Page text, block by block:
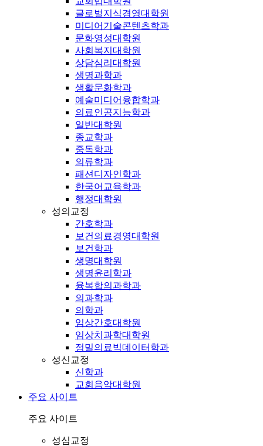
글로벌지식경영대학원
미디어기술콘텐츠학과
문화영성대학원
사회복지대학원
상담심리대학원
생명과학과
생활문화학과
예술미디어융합학과
의료인공지능학과
일반대학원
종교학과
중독학과
의류학과
패션디자인학과
한국어교육학과
행정대학원
성의교정
간호학과
보건의료경영대학원
보건학과
생명대학원
생명윤리학과
융복합의과학과
의과학과
의학과
임상간호대학원
임상치과학대학원
정밀의료빅데이터학과
성신교정
신학과
교회음악대학원
주요 사이트
주요 사이트
성심교정